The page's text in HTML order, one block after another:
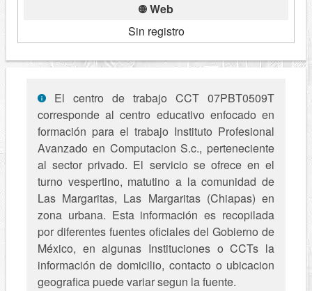
Web
Sin registro
El centro de trabajo CCT 07PBT0509T
corresponde al centro educativo enfocado en
formación para el trabajo Instituto Profesional
Avanzado en Computacion S.c., perteneciente
al sector privado. El servicio se ofrece en el
turno vespertino, matutino a la comunidad de
Las Margaritas, Las Margaritas (Chiapas) en
zona urbana. Esta información es recopilada
por diferentes fuentes oficiales del Gobierno de
México, en algunas Instituciones o CCTs la
información de domicilio, contacto o ubicacion
geografica puede variar segun la fuente.